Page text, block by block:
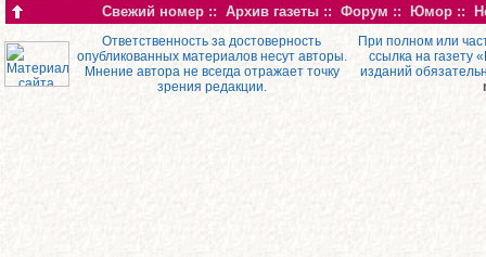
Свежий номер :: Архив газеты :: Форум :: Юмор ::
Ответственность за достоверность
опубликованных материалов несут авторы.
Мнение автора не всегда отражает точку
зрения редакции.
При полном или
ссылка на газету
изданий